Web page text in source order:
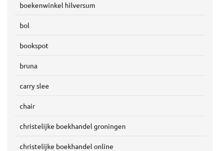
boekenwinkel hilversum
bol
bookspot
bruna
carry slee
chair
christelijke boekhandel groningen
christelijke boekhandel online